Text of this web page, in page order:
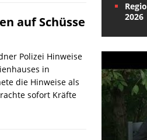
auf Schüsse
Polizei Hinweise
in
die Hinweise als
sofort Kräfte
2026